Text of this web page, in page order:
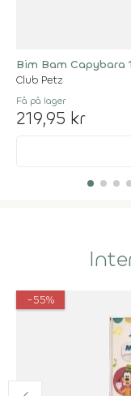
Bim Bam Capybara
Club Petz
Få på lager
219,95 kr
-55%